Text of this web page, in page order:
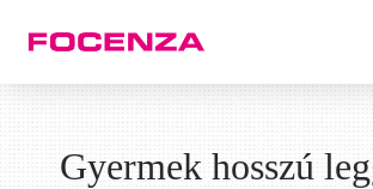
Gyermek hosszú